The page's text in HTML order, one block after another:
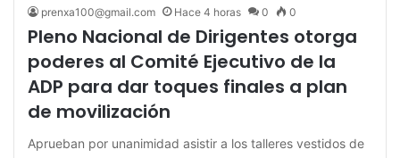
prenxa100@gmail.com Hace 4 horas 0 0
Pleno Nacional de Dirigentes otorga
poderes al Comité Ejecutivo de la
ADP para dar toques finales a plan
de movilización
Aprueban por unanimidad asistir a los talleres vestidos de